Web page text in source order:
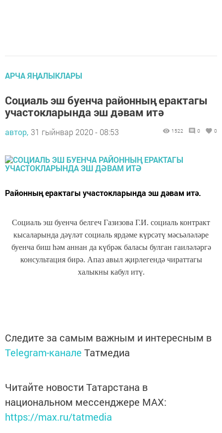
АРЧА ЯҢАЛЫКЛАРЫ
Социаль эш буенча районның ерактагы
участокларында эш дәвам итә
автор, 31 гыйнвар 2020 - 08:53 1522 0 0
Районның ерактагы участокларында эш дәвам итә.
Социаль эш буенча белгеч Газизова Г.И. социаль контракт
кысаларында дәүләт социаль ярдәме күрсәтү мәсьәләләре
буенча биш һәм аннан да күбрәк баласы булган гаиләләргә
консультация бирә. Апаз авыл җирлегендә чираттагы
халыкны кабул итү.
Следите за самым важным и интересным в
Telegram-канале Татмедиа
Читайте новости Татарстана в
национальном мессенджере MАХ:
https://max.ru/tatmedia